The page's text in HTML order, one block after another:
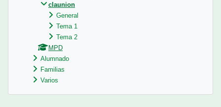
claunion
General
Tema 1
Tema 2
MPD
Alumnado
Familias
Varios